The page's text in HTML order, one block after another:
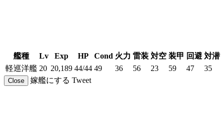
艦種 Lv Exp HP Cond 火力 雷装 対空 装甲 回避 対潜
軽巡洋艦 20 20,189 44/44 49 36 56 23 59 47 35
Close 嫁艦にする Tweet